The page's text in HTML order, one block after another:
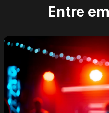
Entre em